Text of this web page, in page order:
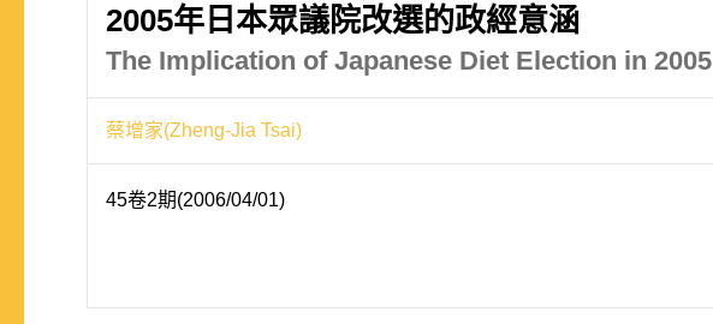
2005年日本眾議院改選的政經意涵
The Implication of Japanese Diet Election in 2005
蔡增家(Zheng-Jia Tsai)
45卷2期(2006/04/01)